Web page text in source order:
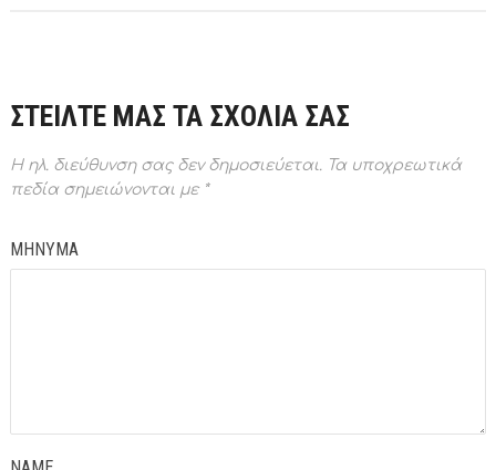
ΣΤΕΙΛΤΕ ΜΑΣ ΤΑ ΣΧΟΛΙΑ ΣΑΣ
Η ηλ. διεύθυνση σας δεν δημοσιεύεται.Τα υποχρεωτικά
πεδία σημειώνονται με *
ΜΗΝΥΜΑ